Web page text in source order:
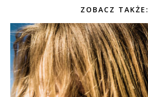
ZOBACZ TAKŻE: